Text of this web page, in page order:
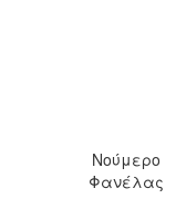
Νούμερο
Φανέλας